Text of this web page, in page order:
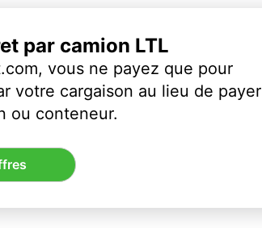
par camion LTL
vous ne payez que pour
votre cargaison au lieu de payer
ou conteneur.